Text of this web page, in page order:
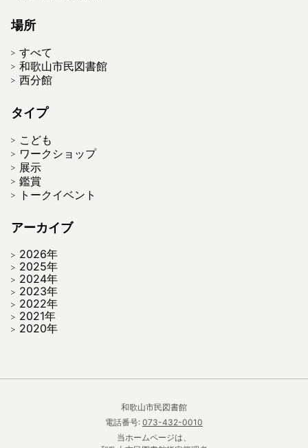
場所
すべて
和歌山市民図書館
西分館
タイプ
こども
ワークショップ
展示
鑑賞
トークイベント
アーカイブ
2026年
2025年
2024年
2023年
2022年
2021年
2020年
和歌山市民図書館
電話番号: 073-432-0010
当ホームページは、